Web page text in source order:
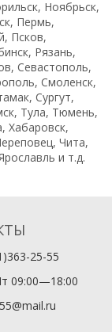
Ноябрьск,
Пермь,
Псков,
Рязань,
Севастополь,
Смоленск,
Сургут,
Тула, Тюмень,
Хабаровск,
Чита,
и т.д.
25-55
09:00—18:00